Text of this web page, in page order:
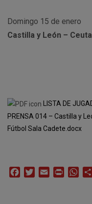
Domingo 15 de enero
Castilla y León – Ceuta
LISTA DE
PRENSA 014 – Castilla y
Fútbol Sala Cadete.docx
FacebookTwitterEmail Print